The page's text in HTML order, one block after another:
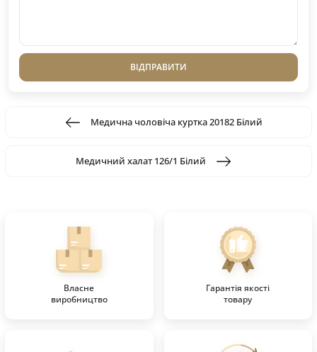
ВІДПРАВИТИ
Медична чоловіча куртка 20182 Білий
Медичний халат 126/1 Білий
Власне
виробництво
Гарантія якості
товару